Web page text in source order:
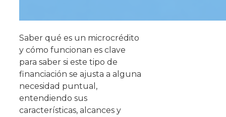
Saber qué es un microcrédito
y cómo funcionan es clave
para saber si este tipo de
financiación se ajusta a alguna
necesidad puntual,
entendiendo sus
características, alcances y